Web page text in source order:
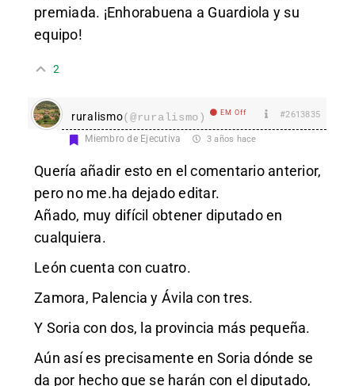
premiada. ¡Enhorabuena a Guardiola y su
equipo!
2
ruralismo(@ruralismo) EM Off #2613835
Miembro de Ejecutiva 3 años hace
Quería añadir esto en el comentario anterior,
pero no me.ha dejado editar.
Añado, muy difícil obtener diputado en
cualquiera.
León cuenta con cuatro.
Zamora, Palencia y Ávila con tres.
Y Soria con dos, la provincia más pequeña.
Aún así es precisamente en Soria dónde se
da por hecho que se harán con el diputado,